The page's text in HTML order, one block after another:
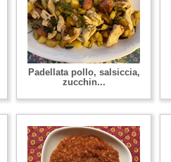
Padellata pollo, salsiccia,
zucchin...